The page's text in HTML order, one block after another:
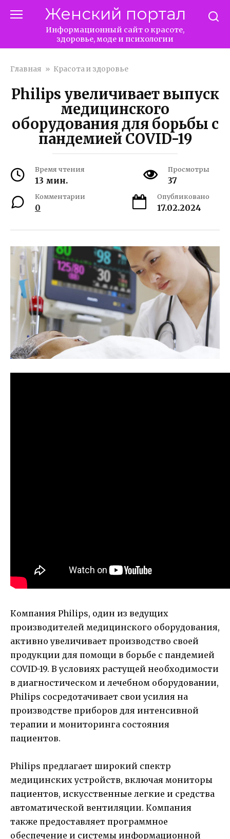
Женский портал
Информационный сайт о красоте,
здоровье, моде и психологии
Главная » Красота и здоровье
Philips увеличивает выпуск
медицинского
оборудования для борьбы с
пандемией COVID-19
Время чтения
13 мин.
Просмотры
37
Комментарии
0
Опубликовано
17.02.2024
Компания Philips, один из ведущих
производителей медицинского оборудования,
активно увеличивает производство своей
продукции для помощи в борьбе с пандемией
COVID-19. В условиях растущей необходимости
в диагностическом и лечебном оборудовании,
Philips сосредотачивает свои усилия на
производстве приборов для интенсивной
терапии и мониторинга состояния
пациентов.
Philips предлагает широкий спектр
медицинских устройств, включая мониторы
пациентов, искусственные легкие и средства
автоматической вентиляции. Компания
также предоставляет программное
обеспечение и системы информационной